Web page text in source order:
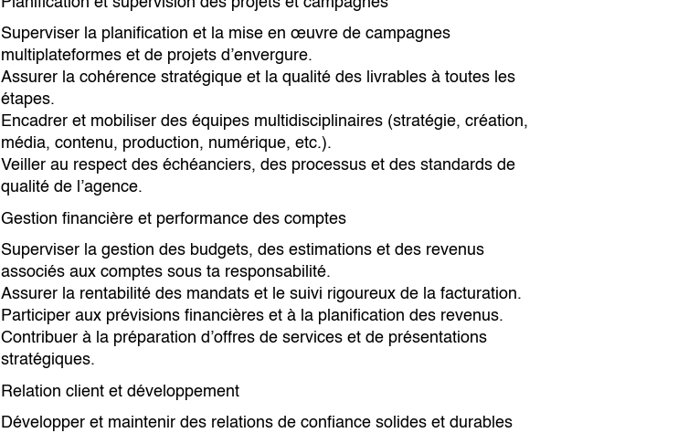
Superviser la planification et la mise en œuvre de campagnes
multiplateformes et de projets d’envergure.
Assurer la cohérence stratégique et la qualité des livrables à toutes les
étapes.
Encadrer et mobiliser des équipes multidisciplinaires (stratégie, création,
média, contenu, production, numérique, etc.).
Veiller au respect des échéanciers, des processus et des standards de
qualité de l’agence.
Gestion financière et performance des comptes
Superviser la gestion des budgets, des estimations et des revenus
associés aux comptes sous ta responsabilité.
Assurer la rentabilité des mandats et le suivi rigoureux de la facturation.
Participer aux prévisions financières et à la planification des revenus.
Contribuer à la préparation d’offres de services et de présentations
stratégiques.
Relation client et développement
Développer et maintenir des relations de confiance solides et durables